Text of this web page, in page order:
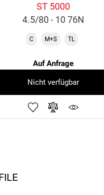
ST 5000
4.5/80 - 10 76N
C M+S TL
Auf Anfrage
Nicht verfügbar